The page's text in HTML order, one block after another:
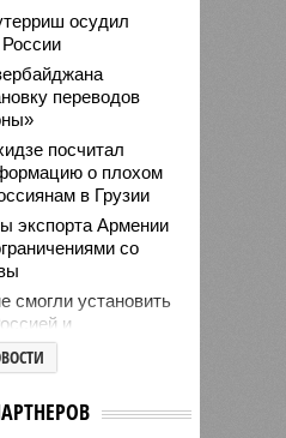
осудил
переводов
посчитал
о плохом
в Грузии
экспорта Армении
со
смогли установить
и
в Сеуте
причины